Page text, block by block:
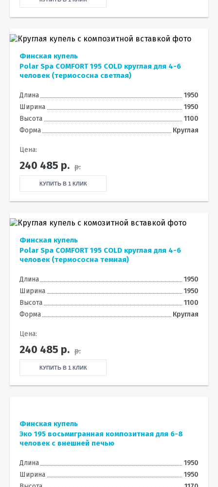
Финская купель
Polar Spa COMFORT 195 COLD круглая для 4-6
человек (термососна светлая)
Длина
1950
Ширина
1950
Высота
1100
Форма
Круглая
Цена:
240 485 р. р.
КУПИТЬ В 1 КЛИК
Финская купель
Polar Spa COMFORT 195 COLD круглая для 4-6
человек (термососна темная)
Длина
1950
Ширина
1950
Высота
1100
Форма
Круглая
Цена:
240 485 р. р.
КУПИТЬ В 1 КЛИК
Финская купель
Эко 195 восьмигранная композитная для 6-8
человек с внешней печью
Длина
1950
Ширина
1950